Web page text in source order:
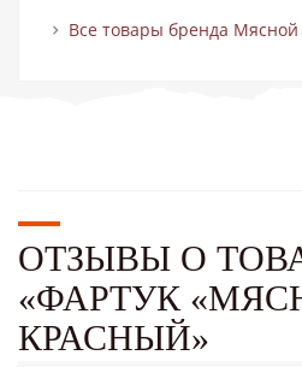
Все товары бренда
ОТЗЫВЫ О
«ФАРТУК
КРАСНЫЙ»